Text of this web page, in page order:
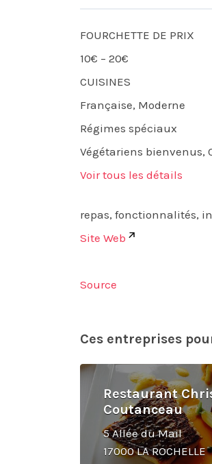
FOURCHETTE DE PRIX
10€ – 20€
CUISINES
Française, Moderne
Régimes spéciaux
Végétariens bienvenus,
Voir tous les détails
repas, fonctionnalités,
Site Web
Source
Ces entreprises
Restaurant
Coutanceau
5 Allée du Mail
17000 LA ROCHELLE